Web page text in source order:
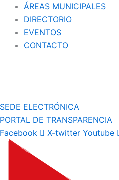
ÁREAS MUNICIPALES
DIRECTORIO
EVENTOS
CONTACTO
SEDE ELECTRÓNICA
PORTAL DE TRANSPARENCIA
Facebook
X-twitter Youtube